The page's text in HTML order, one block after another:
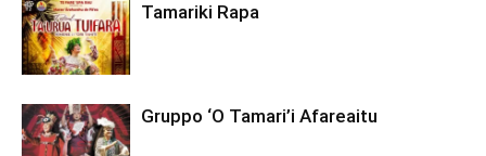
Tamariki Rapa
Gruppo ‘O Tamari’i Afareaitu